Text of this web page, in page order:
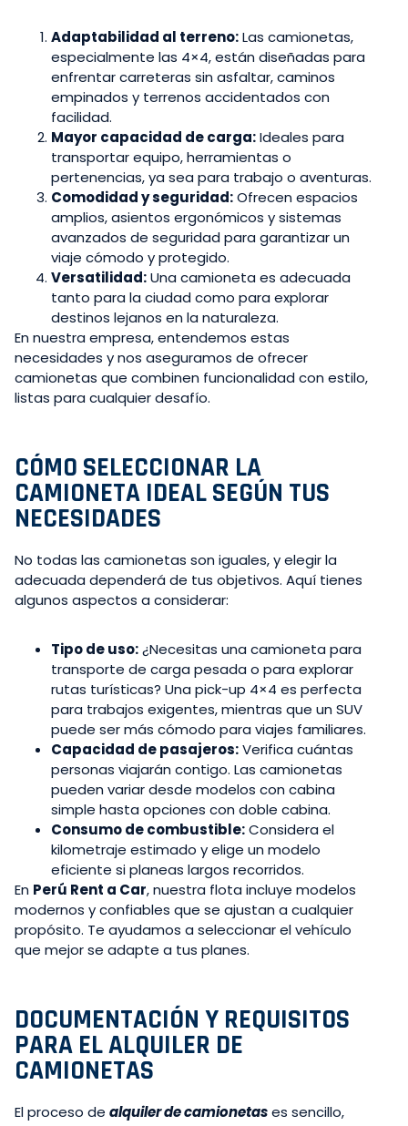
Adaptabilidad al terreno:Las camionetas,
especialmente las 4×4, están diseñadas para
enfrentar carreteras sin asfaltar, caminos
empinados y terrenos accidentados con
facilidad.
Mayor capacidad de carga:Ideales para
transportar equipo, herramientas o
pertenencias, ya sea para trabajo o aventuras.
Comodidad y seguridad:Ofrecen espacios
amplios, asientos ergonómicos y sistemas
avanzados de seguridad para garantizar un
viaje cómodo y protegido.
Versatilidad:Una camioneta es adecuada
tanto para la ciudad como para explorar
destinos lejanos en la naturaleza.
En nuestra empresa, entendemos estas
necesidades y nos aseguramos de ofrecer
camionetas que combinen funcionalidad con estilo,
listas para cualquier desafío.
CÓMO SELECCIONAR LA
CAMIONETA IDEAL SEGÚN TUS
NECESIDADES
No todas las camionetas son iguales, y elegir la
adecuada dependerá de tus objetivos. Aquí tienes
algunos aspectos a considerar:
Tipo de uso:¿Necesitas una camioneta para
transporte de carga pesada o para explorar
rutas turísticas? Una pick-up 4×4 es perfecta
para trabajos exigentes, mientras que un SUV
puede ser más cómodo para viajes familiares.
Capacidad de pasajeros:Verifica cuántas
personas viajarán contigo. Las camionetas
pueden variar desde modelos con cabina
simple hasta opciones con doble cabina.
Consumo de combustible:Considera el
kilometraje estimado y elige un modelo
eficiente si planeas largos recorridos.
En Perú Rent a Car, nuestra flota incluye modelos
modernos y confiables que se ajustan a cualquier
propósito. Te ayudamos a seleccionar el vehículo
que mejor se adapte a tus planes.
DOCUMENTACIÓN Y REQUISITOS
PARA EL ALQUILER DE
CAMIONETAS
El proceso de alquiler de camionetases sencillo,